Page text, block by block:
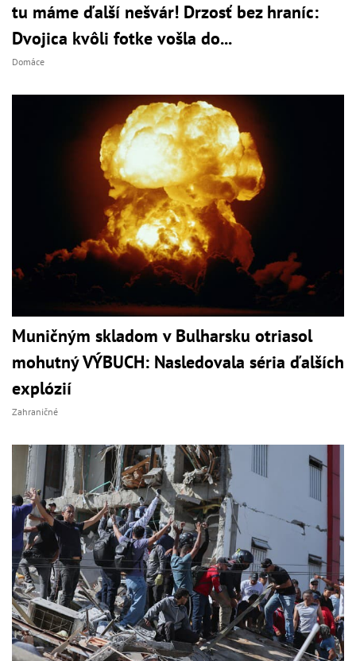
tu máme ďalší nešvár! Drzosť bez hraníc:
Dvojica kvôli fotke vošla do...
Domáce
Muničným skladom v Bulharsku otriasol
mohutný VÝBUCH: Nasledovala séria ďalších
explózií
Zahraničné